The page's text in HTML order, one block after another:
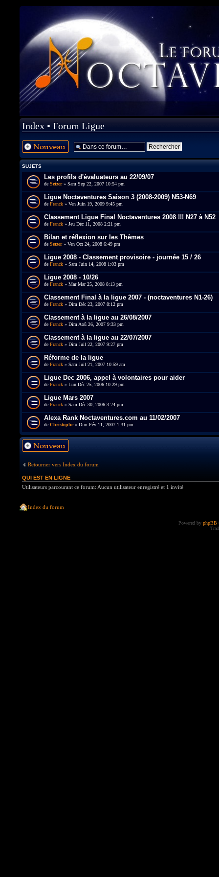
Index • Forum Ligue
Ecrire un nouveau
sujet
SUJETS
Les profils d'évaluateurs au 22/09/07
de Setzer» Sam Sep 22, 2007 10:54 pm
Ligue Noctaventures Saison 3 (2008-2009) N53-N69
de Franck » Ven Juin 19, 2009 9:45 pm
Classement Ligue Final Noctaventures 2008 !!! N27 à N52
de Franck » Jeu Déc 11, 2008 2:21 pm
Bilan et réflexion sur les Thèmes
de Setzer» Ven Oct 24, 2008 6:49 pm
Ligue 2008 - Classement provisoire - journée 15 / 26
de Franck » Sam Juin 14, 2008 1:03 pm
Ligue 2008 - 10/26
de Franck » Mar Mar 25, 2008 8:13 pm
Classement Final à la ligue 2007 - (noctaventures N1-26)
de Franck » Dim Déc 23, 2007 8:12 pm
Classement à la ligue au 26/08/2007
de Franck » Dim Aoû 26, 2007 9:33 pm
Classement à la ligue au 22/07/2007
de Franck » Dim Juil 22, 2007 9:27 pm
Réforme de la ligue
de Franck » Sam Juil 21, 2007 10:59 am
Ligue Dec 2006, appel à volontaires pour aider
de Franck » Lun Déc 25, 2006 10:29 pm
Ligue Mars 2007
de Franck » Sam Déc 30, 2006 3:24 pm
Alexa Rank Noctaventures.com au 11/02/2007
de Christophe» Dim Fév 11, 2007 1:31 pm
Ecrire un nouveau
sujet
Retourner vers Index du forum
QUI EST EN LIGNE
Utilisateurs parcourant ce forum: Aucun utilisateur enregistré et 1 invité
Index du forum
Powered by phpBB